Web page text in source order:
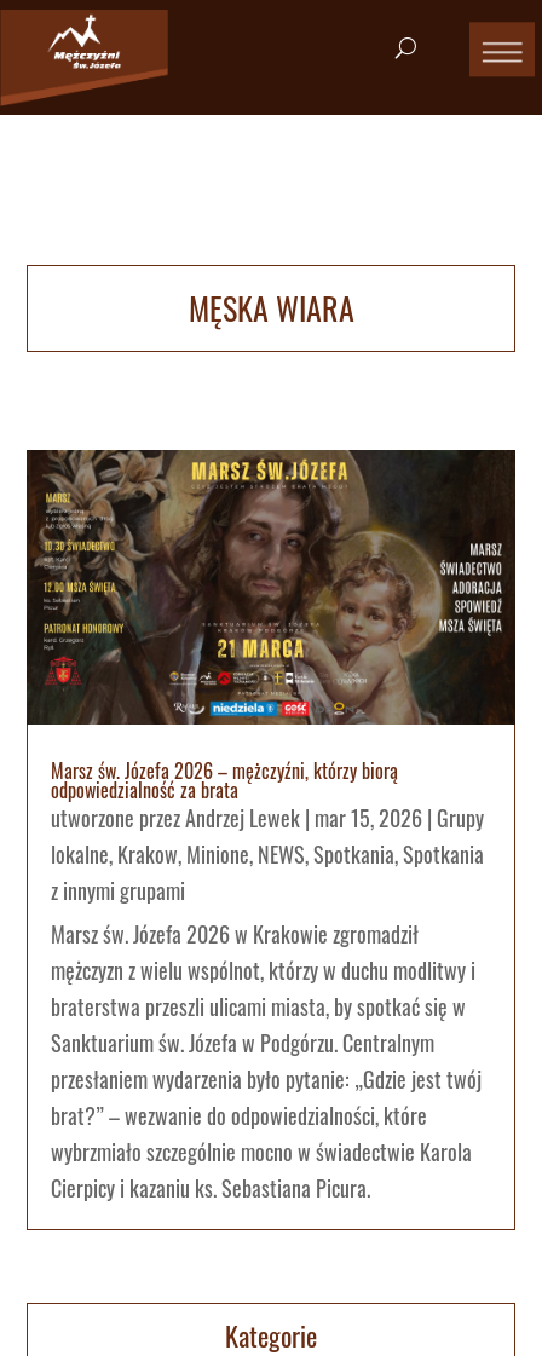
MĘSKA WIARA
Marsz św. Józefa 2026 – mężczyźni, którzy biorą
odpowiedzialność za brata
utworzone przezAndrzej Lewek| mar 15, 2026| Grupy
lokalne,Krakow,Minione,NEWS,Spotkania,Spotkania
z innymi grupami
Marsz św. Józefa 2026 w Krakowie zgromadził
mężczyzn z wielu wspólnot, którzy w duchu modlitwy i
braterstwa przeszli ulicami miasta, by spotkać się w
Sanktuarium św. Józefa w Podgórzu. Centralnym
przesłaniem wydarzenia było pytanie: „Gdzie jest twój
brat?” – wezwanie do odpowiedzialności, które
wybrzmiało szczególnie mocno w świadectwie Karola
Cierpicy i kazaniu ks. Sebastiana Picura.
Kategorie